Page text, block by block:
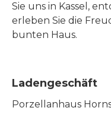
Sie uns in Kassel,
erleben Sie die
bunten Haus.
Ladengeschäft
Porzellanhaus